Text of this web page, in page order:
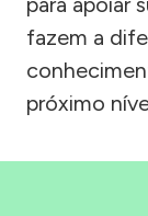
fazem a
próximo